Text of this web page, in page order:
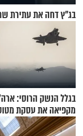
בג"ץ דחה את עתירת
בגלל הנשק הרוסי:
מקפיאה את עסקת
הקרב לטורקיה